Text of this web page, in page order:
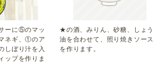
ーに⑤のマッ
ネギ、①のア
しぼり汁を入
ップを作りま
★の酒、みりん、砂糖、しょう
油を合わせて、照り焼きソース
を作ります。